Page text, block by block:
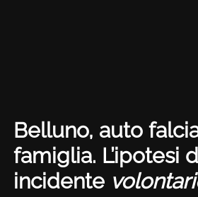
Belluno, auto
famiglia. L’ipotesi
incidente